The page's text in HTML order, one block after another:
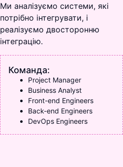
Ми аналізуємо системи, які
потрібно інтегрувати, і
реалізуємо двосторонню
інтеграцію.
Команда:
Project Manager
Business Analyst
Front-end Engineers
Back-end Engineers
DevOps Engineers